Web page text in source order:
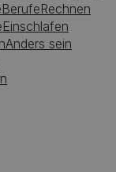
BerufeRechnen
Einschlafen
Anders sein